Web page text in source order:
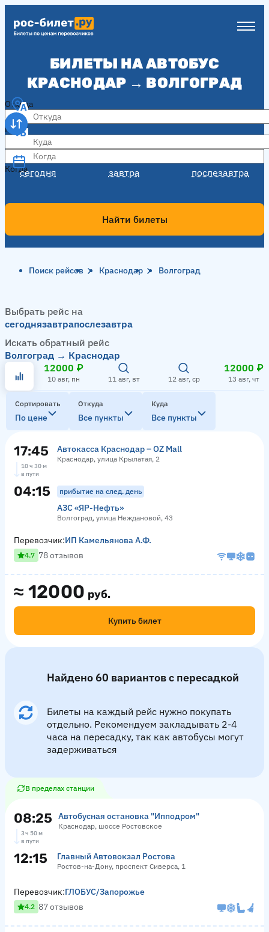
БИЛЕТЫ НА АВТОБУС
КРАСНОДАР → ВОЛГОГРАД
Откуда
Куда
Когда
сегодня завтра послезавтра
Когда
Найти билеты
Поиск рейсов Краснодар Волгоград
Выбрать рейс на
сегоднязавтрапослезавтра
Искать обратный рейс
Волгоград → Краснодар
12000 ₽
10 авг, пн 11 авг, вт 12 авг, ср
12000 ₽
13 авг, чт
Сортировать
По цене
Откуда
Все пункты
Куда
Все пункты
17:45 Автокасса Краснодар – OZ Mall
Краснодар, улица Крылатая, 2
10 ч 30 м
в пути
04:15 прибытие на след. день
АЗС «ЯР-Нефть»
Волгоград, улица Неждановой, 43
≈ 12000 руб.
Купить билет
Перевозчик:ИП Камельянова А.Ф.
4.7 78 отзывов
Найдено 60 вариантов с пересадкой
Билеты на каждый рейс нужно покупать
отдельно. Рекомендуем закладывать 2-4
часа на пересадку, так как автобусы могут
задерживаться
В пределах станции
08:25 Автобусная остановка "Ипподром"
Краснодар, шоссе Ростовское
3 ч 50 м
в пути
12:15 Главный Автовокзал Ростова
Ростов-на-Дону, проспект Сиверса, 1
Перевозчик:ГЛОБУС/Запорожье
4.2 87 отзывов